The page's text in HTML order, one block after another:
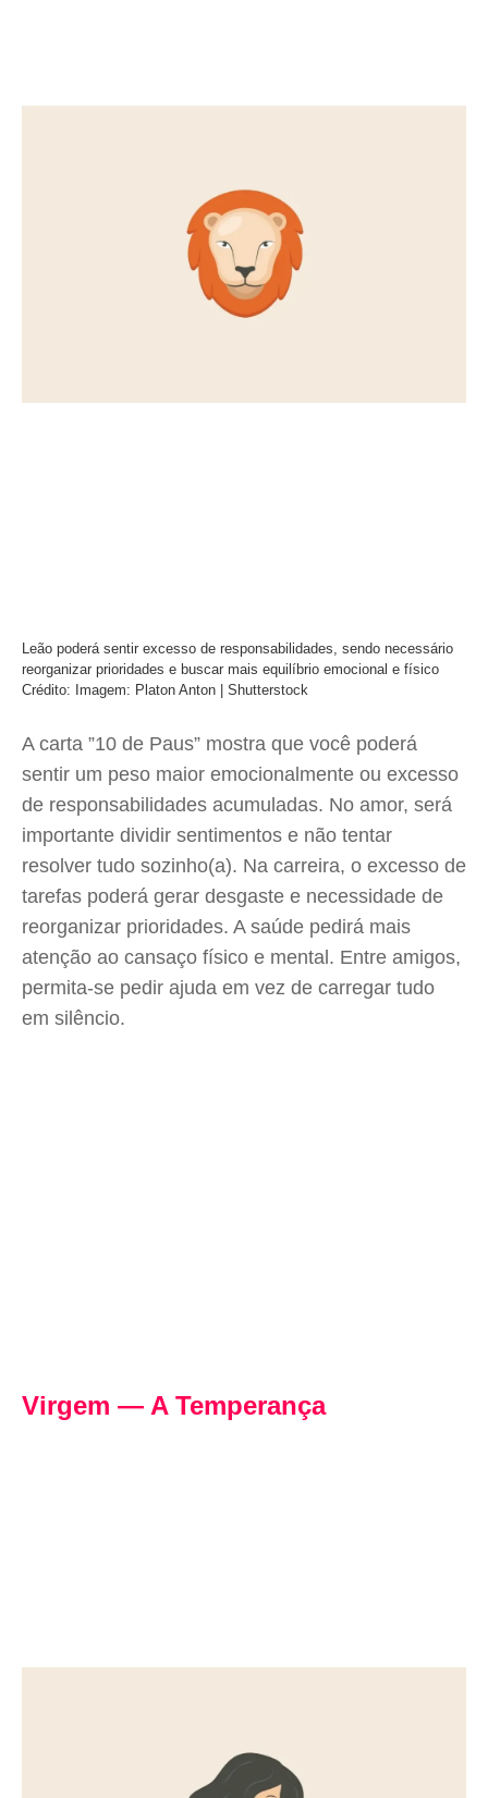
Leão poderá sentir excesso de responsabilidades, sendo necessário
reorganizar prioridades e buscar mais equilíbrio emocional e físico
Crédito: Imagem: Platon Anton | Shutterstock
A carta ”10 de Paus” mostra que você poderá
sentir um peso maior emocionalmente ou excesso
de responsabilidades acumuladas. No amor, será
importante dividir sentimentos e não tentar
resolver tudo sozinho(a). Na carreira, o excesso de
tarefas poderá gerar desgaste e necessidade de
reorganizar prioridades. A saúde pedirá mais
atenção ao cansaço físico e mental. Entre amigos,
permita-se pedir ajuda em vez de carregar tudo
em silêncio.
Virgem — A Temperança